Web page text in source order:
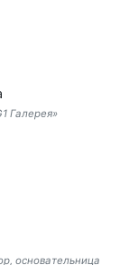
Галерея»
основательница